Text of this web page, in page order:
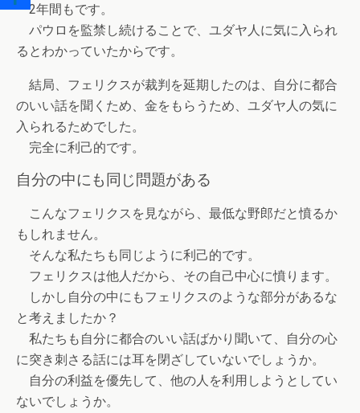
2年間もです。
パウロを監禁し続けることで、ユダヤ人に気に入られ
るとわかっていたからです。
結局、フェリクスが裁判を延期したのは、自分に都合
のいい話を聞くため、金をもらうため、ユダヤ人の気に
入られるためでした。
完全に利己的です。
自分の中にも同じ問題がある
こんなフェリクスを見ながら、最低な野郎だと憤るか
もしれません。
そんな私たちも同じように利己的です。
フェリクスは他人だから、その自己中心に憤ります。
しかし自分の中にもフェリクスのような部分があるな
と考えましたか？
私たちも自分に都合のいい話ばかり聞いて、自分の心
に突き刺さる話には耳を閉ざしていないでしょうか。
自分の利益を優先して、他の人を利用しようとしてい
ないでしょうか。